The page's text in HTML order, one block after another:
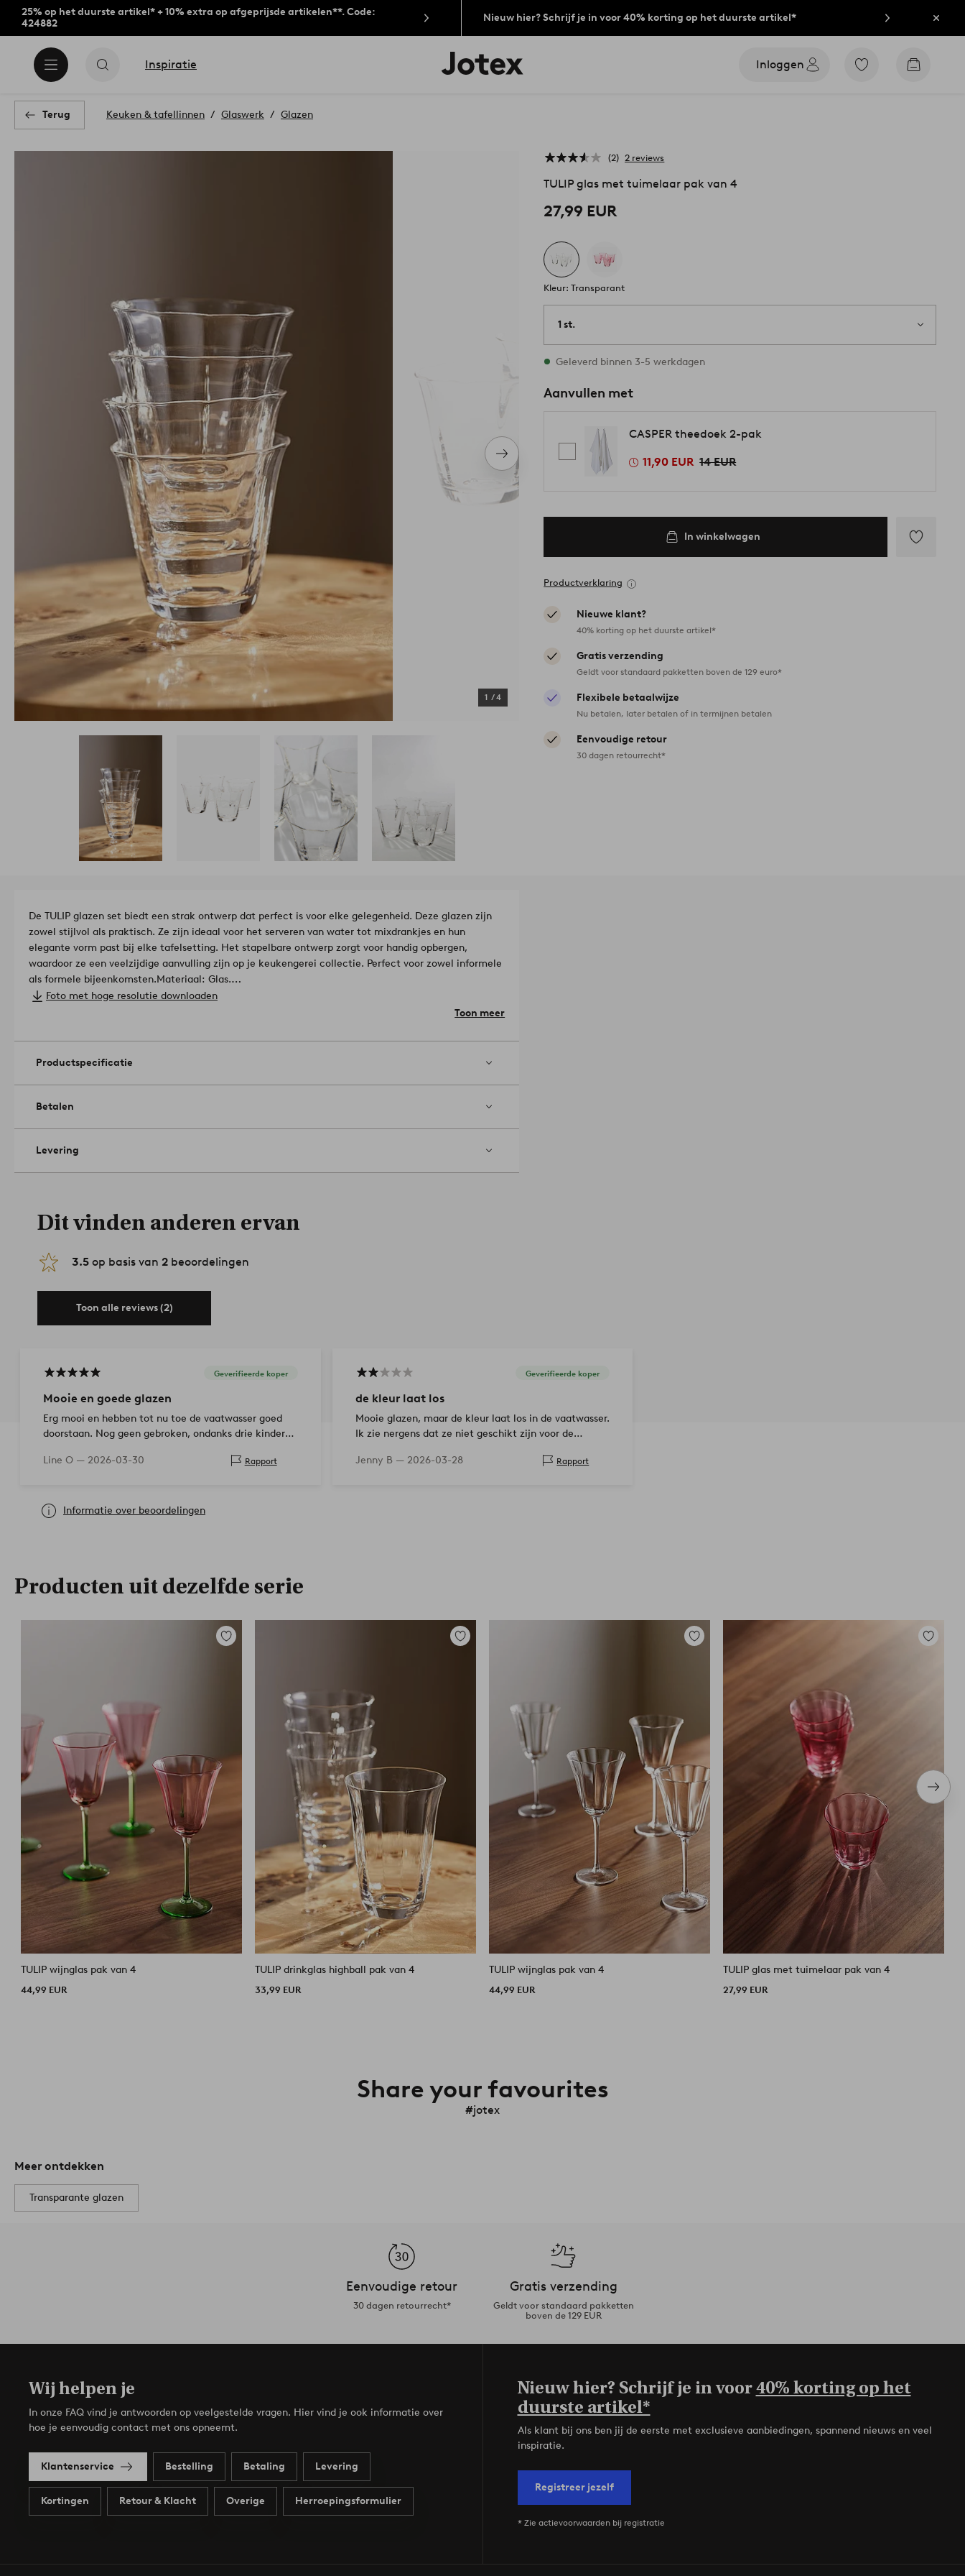
25% op het duurste artikel* + 10% extra op afgeprijsde artikelen**. Code:
424882
Nieuw hier? Schrijf je in voor 40% korting op het duurste artikel*
Inspiratie
Jotex
logo
Inloggen
Ga
Go
Terug Keuken & tafellinnen Glaswerk Glazen
Volgend
item
1 /4
2 2 reviews
TULIP glas met tuimelaar pak van 4
27,99 EUR
Kleur: Transparant
1 st.
Op voorraad
Geleverd binnen 3-5 werkdagen
Aanvullen met
CASPER theedoek 2-pak
11,90 EUR 14 EUR
In winkelwagen
Productverklaring
Nieuwe klant?
40% korting op het duurste artikel*
Gratis verzending
Geldt voor standaard pakketten boven de 129 euro*
Flexibele betaalwijze
Nu betalen, later betalen of in termijnen betalen
Eenvoudige retour
30 dagen retourrecht*
De TULIP glazen set biedt een strak ontwerp dat perfect is voor elke gelegenheid. Deze glazen zijn
zowel stijlvol als praktisch. Ze zijn ideaal voor het serveren van water tot mixdrankjes en hun
elegante vorm past bij elke tafelsetting. Het stapelbare ontwerp zorgt voor handig opbergen,
waardoor ze een veelzijdige aanvulling zijn op je keukengerei collectie. Perfect voor zowel informele
als formele bijeenkomsten.
Materiaal: Glas.
Volume: 32 cl/glas.
Foto met hoge resolutie downloaden
Toon meer
Productspecificatie
Betalen
Levering
Dit vinden anderen ervan
3.5 op basis van 2 beoordelingen
Toon alle reviews (2)
Geverifieerde koper
Mooie en goede glazen
Erg mooi en hebben tot nu toe de vaatwasser goed
doorstaan. Nog geen gebroken, ondanks drie kinderen
Line O — 2026-03-30 Rapport
Geverifieerde koper
de kleur laat los
Mooie glazen, maar de kleur laat los in de vaatwasser.
Ik zie nergens dat ze niet geschikt zijn voor de
Jenny B — 2026-03-28 Rapport
Informatie over beoordelingen
Producten uit dezelfde serie
Toevoegen
TULIP wijnglas pak van 4
44,99 EUR
Toevoegen
TULIP drinkglas highball pak van 4
33,99 EUR
Toevoegen
TULIP wijnglas pak van 4
44,99 EUR
TULIP glas met tuimelaar pak van 4
27,99 EUR
item
Share your favourites
#jotex
Meer ontdekken
Transparante glazen
Eenvoudige retour
30 dagen retourrecht*
Gratis verzending
Geldt voor standaard pakketten
boven de 129 EUR
Wij helpen je
In onze FAQ vind je antwoorden op veelgestelde vragen. Hier vind je ook informatie over
hoe je eenvoudig contact met ons opneemt.
Klantenservice Bestelling Betaling Levering
Kortingen Retour & Klacht Overige Herroepingsformulier
Nieuw hier? Schrijf je in voor40% korting op het
duurste artikel*
Als klant bij ons ben jij de eerste met exclusieve aanbiedingen, spannend nieuws en veel
inspiratie.
Registreer jezelf
* Zie actievoorwaarden bij registratie